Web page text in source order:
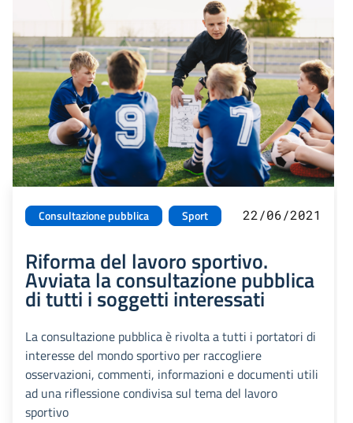
Consultazione pubblica Sport 22/06/2021
Riforma del lavoro sportivo.
Avviata la consultazione pubblica
di tutti i soggetti interessati
La consultazione pubblica è rivolta a tutti i portatori di
interesse del mondo sportivo per raccogliere
osservazioni, commenti, informazioni e documenti utili
ad una riflessione condivisa sul tema del lavoro
sportivo